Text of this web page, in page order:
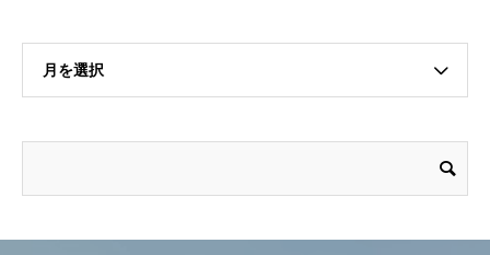
月を選択